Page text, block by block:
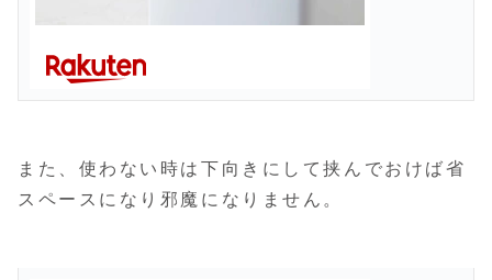
また、使わない時は下向きにして挟んでおけば省
スペースになり邪魔になりません。